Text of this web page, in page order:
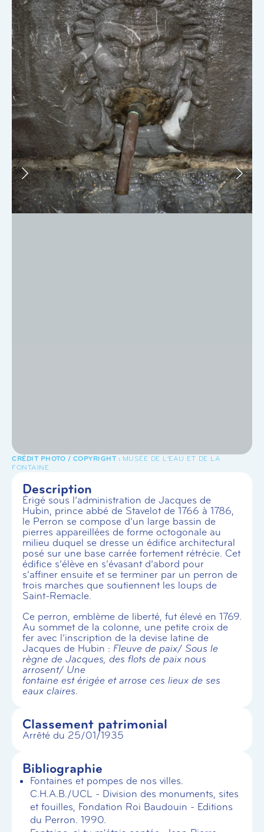
MUSÉE DE L'EAU ET DE LA
FONTAINE
Description
Érigé sous l’administration de Jacques de
Hubin, prince abbé de Stavelot de 1766 à 1786,
le Perron se compose d’un large bassin de
pierres appareillées de forme octogonale au
milieu duquel se dresse un édifice architectural
posé sur une base carrée fortement rétrécie. Cet
édifice s’élève en s’évasant d’abord pour
s’affiner ensuite et se terminer par un perron de
trois marches que soutiennent les loups de
Saint-Remacle.
Ce perron, emblème de liberté, fut élevé en 1769.
Au sommet de la colonne, une petite croix de
fer avec l’inscription de la devise latine de
Jacques de Hubin : Fleuve de paix/ Sous le
règne de Jacques, des flots de paix nous
arrosent/ Une
fontaine est érigée et arrose ces lieux de ses
eaux claires.
Classement patrimonial
Arrêté du 25/01/1935
Bibliographie
Fontaines et pompes de nos villes.
C.H.A.B./UCL - Division des monuments, sites
et fouilles, Fondation Roi Baudouin - Editions
du Perron. 1990.